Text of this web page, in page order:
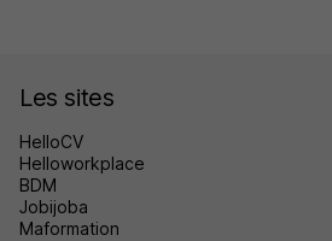
Les sites
HelloCV
Helloworkplace
BDM
Jobijoba
Maformation